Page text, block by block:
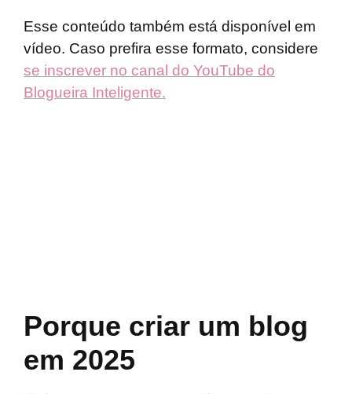
Esse conteúdo também está disponível em
vídeo. Caso prefira esse formato, considere
se inscrever no canal do YouTube do
Blogueira Inteligente.
Porque criar um blog
em 2025